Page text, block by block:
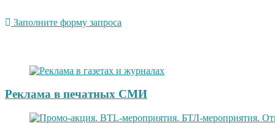
Заполните форму запроса
Реклама в печатных СМИ